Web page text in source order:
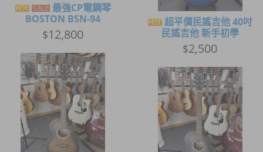
最強CP電鋼琴
BOSTON BSN-94
$12,800
超平價民謠吉他 40吋
民謠吉他 新手初學
$2,500